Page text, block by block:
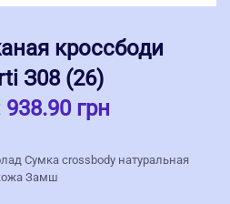
кроссбоди
З08 (26)
938.90 грн
Сумка crossbody натуральная
Замш